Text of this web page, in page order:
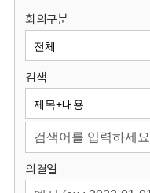
원
회
회의구분
검색
의결일